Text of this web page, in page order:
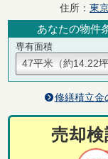
住所： 東
あなたの物件
専有面積
修繕積立金
売却